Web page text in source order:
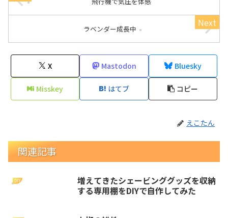
ラベンダー成長中
X Mastodon Bluesky
Misskey はてブ コピー
えこたん
関連記事
DIY
増えてきたシェービンググッズを収納
する専用棚をDIYで自作してみた